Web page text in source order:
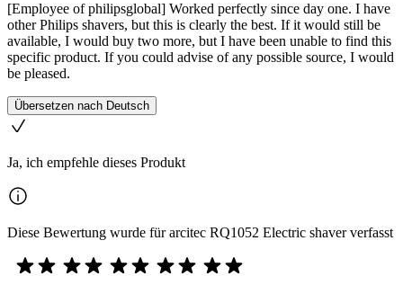
[Employee of philipsglobal] Worked perfectly since day one. I have
other Philips shavers, but this is clearly the best. If it would still be
available, I would buy two more, but I have been unable to find this
specific product. If you could advise of any possible source, I would
be pleased.
Übersetzen nach Deutsch
Ja, ich empfehle dieses Produkt
Diese Bewertung wurde für arcitec RQ1052 Electric shaver verfasst